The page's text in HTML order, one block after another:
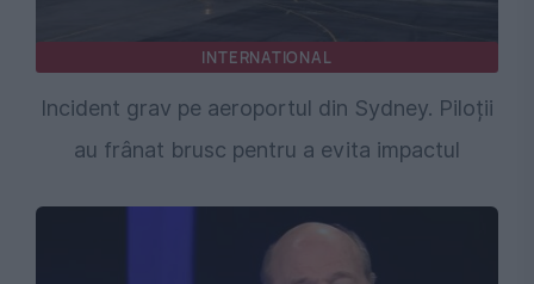
INTERNATIONAL
Incident grav pe aeroportul din Sydney. Piloții
au frânat brusc pentru a evita impactul